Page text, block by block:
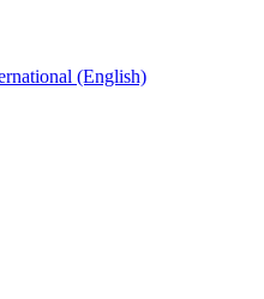
(English)